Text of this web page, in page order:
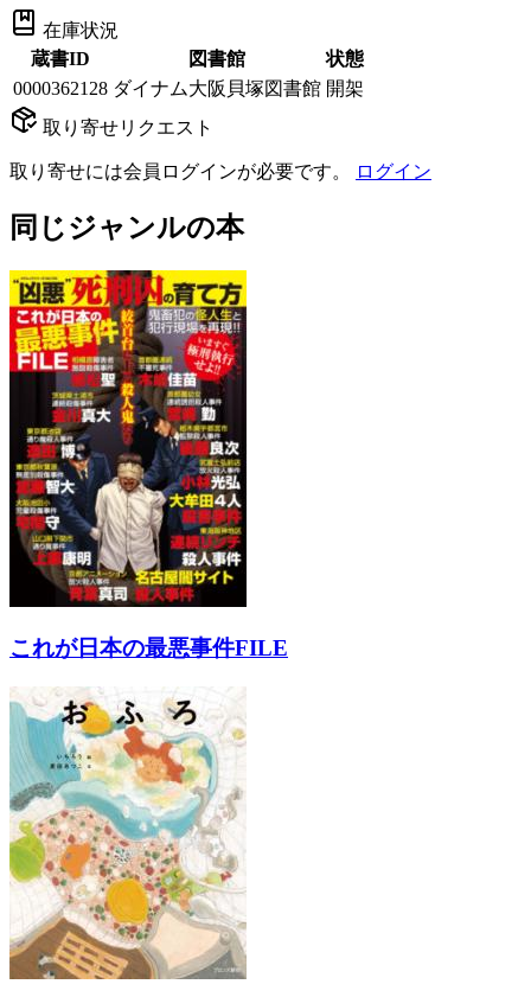
在庫状況
蔵書ID
図書館
状態
0000362128 ダイナム大阪貝塚図書館 開架
取り寄せリクエスト
取り寄せには会員ログインが必要です。 ログイン
同じジャンルの本
これが日本の最悪事件FILE